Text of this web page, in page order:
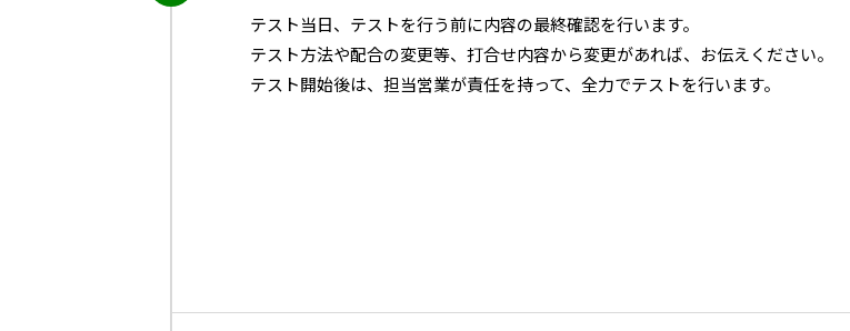
テスト当日、テストを行う前に内容の最終確認を行います。
テスト方法や配合の変更等、打合せ内容から変更があれば、お伝えください。
テスト開始後は、担当営業が責任を持って、全力でテストを行います。